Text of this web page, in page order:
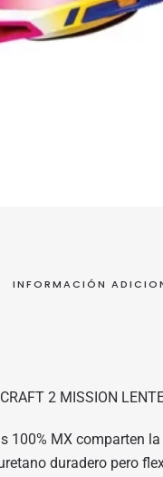
INFORMACIÓN
2 MISSION
100% MX comparten
duradero pero